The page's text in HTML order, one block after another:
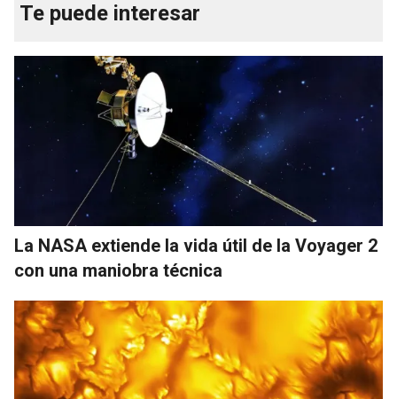
Te puede interesar
La NASA extiende la vida útil de la Voyager 2
con una maniobra técnica